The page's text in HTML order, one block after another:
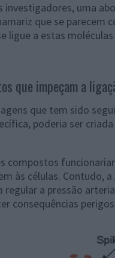
investigadores, uma
que se parecem
ligue a estas
que impeçam a
que tem sido
poderia ser
compostos
às células. Contudo,
regular a pressão
consequências